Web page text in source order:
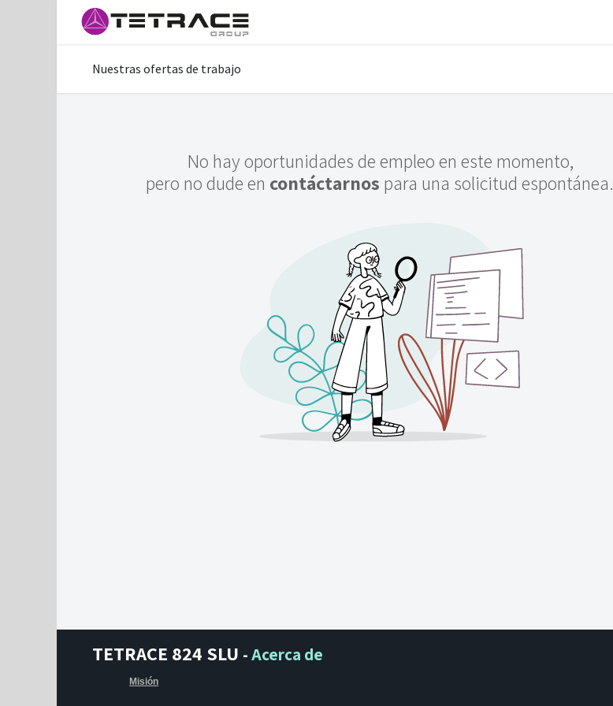
Nuestras ofertas de trabajo
No hay oportunidades de empleo en este momento,
pero no dude en contáctarnos para una solicitud espontánea.
TETRACE 824 SLU -Acerca de
Misión